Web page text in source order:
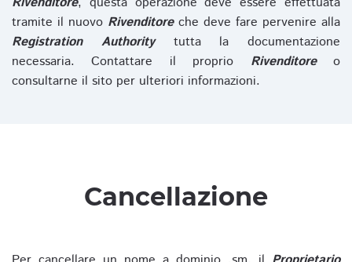
tramite il nuovo Rivenditoreche deve fare pervenire alla
Registration Authoritytutta la documentazione
necessaria. Contattare il proprio Rivenditoreo
consultarne il sito per ulteriori informazioni.
Cancellazione